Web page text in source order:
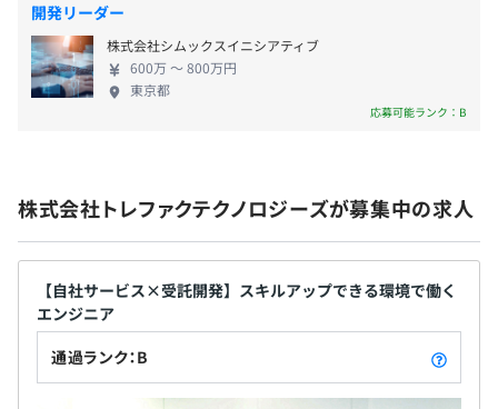
Docker
◾️職場環境
・週2日、リモートにて働くことができます。
・チーム内で知見を共有し合い、切磋琢磨しています。月
2回は隔週で勉強会を実施しています。
社会保険完備（健康保険・厚生年金保険、雇用保険・労災
無期雇用
①「トレジャー・ファクトリーグループという強
み」 ②アプリ関連の広範な技術が自社に ③マーケテ
ィング部門も併設 ④ポテンシャル入社でも成長しや
すい環境
開発リーダー
株式会社シムックスイニシアティブ
600万 〜 800万円
東京都
応募可能ランク：B
株式会社トレファクテクノロジーズが募集中の求人
【自社サービス×受託開発】スキルアップできる環境で働く
エンジニア
通過ランク：B